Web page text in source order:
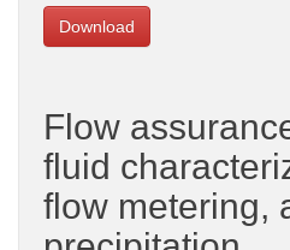
Download
Flow
fluid
flow metering,